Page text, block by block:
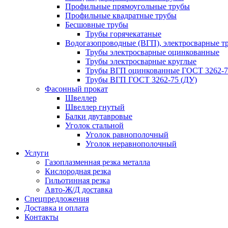
Профильные прямоугольные трубы
Профильные квадратные трубы
Бесшовные трубы
Трубы горячекатаные
Водогазопроводные (ВГП), электросварные
Трубы электросварные оцинкованные
Трубы электросварные круглые
Трубы ВГП оцинкованные ГОСТ 3262-
Трубы ВГП ГОСТ 3262-75 (ДУ)
Фасонный прокат
Швеллер
Швеллер гнутый
Балки двутавровые
Уголок стальной
Уголок равнополочный
Уголок неравнополочный
Услуги
Газоплазменная резка металла
Кислородная резка
Гильотинная резка
Авто-Ж/Д доставка
Спецпредложения
Доставка и оплата
Контакты